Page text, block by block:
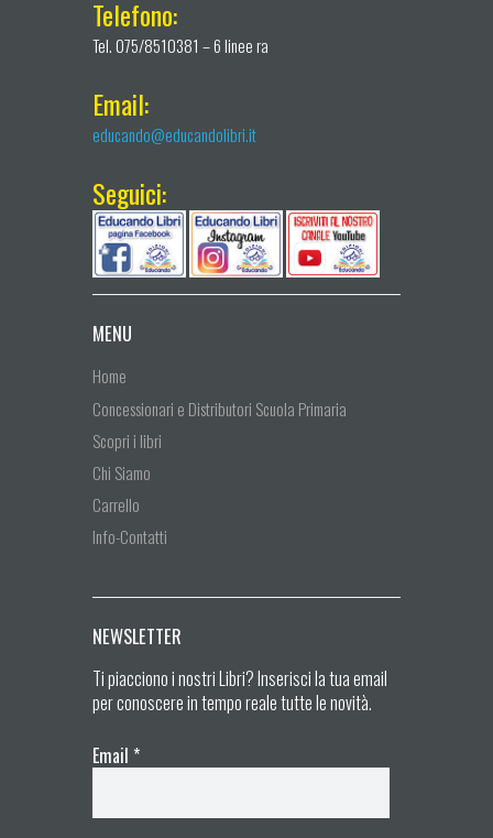
Telefono:
Tel. 075/8510381 – 6 linee ra
Email:
educando@educandolibri.it
Seguici:
MENU
Home
Concessionari e Distributori Scuola Primaria
Scopri i libri
Chi Siamo
Carrello
Info-Contatti
NEWSLETTER
Ti piacciono i nostri Libri? Inserisci la tua email
per conoscere in tempo reale tutte le novità.
Email *